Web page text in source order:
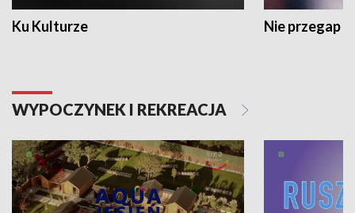
Ku Kulturze Nie przegap
WYPOCZYNEK I REKREACJA